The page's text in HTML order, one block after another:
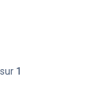
sur 1